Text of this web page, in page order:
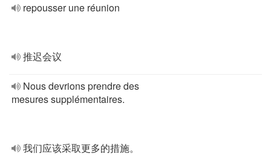
repousser une réunion
推迟会议
Nous devrions prendre des
mesures supplémentaires.
我们应该采取更多的措施。